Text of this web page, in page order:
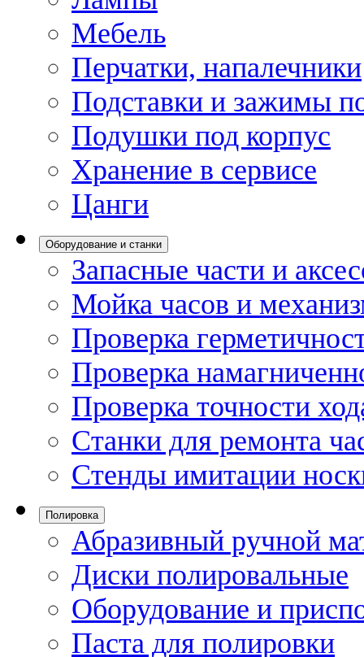
Мебель
Перчатки, напалечники
Подставки и зажимы
Подушки под корпус
Хранение в сервисе
Цанги
Оборудование и станки
Запасные части и
Мойка часов и
Проверка
Проверка
Проверка точности
Станки для ремонта
Стенды имитации
Полировка
Абразивный ручной
Диски полировальные
Оборудование и
Паста для полировки